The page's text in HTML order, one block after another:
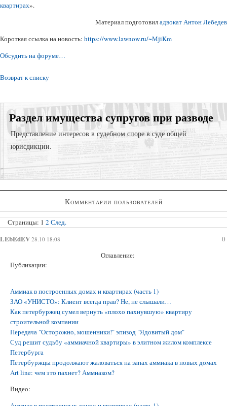
квартирах».
Материал подготовиладвокат Антон Лебедев
Короткая ссылка на новость: https://www.lawnow.ru/~MjiKm
Обсудить на форуме…
Возврат к списку
Раздел имущества супругов при разводе
Представление интересов в судебном споре в суде общей
юрисдикции.
Суд с компанией-застройщиком;
Возврат долгов через взыскание задолженности;
Регистрация права собственности в судебном порядке;
Комментарии пользователей
Страницы: 1 2 След.
0
LEbEdEV 28.10 18:08
Оглавление:
Публикации:
Аммиак в построенных домах и квартирах (часть 1)
ЗАО «УНИСТО»: Клиент всегда прав? Не, не слышали…
Как петербуржец сумел вернуть «плохо пахнувшую» квартиру
строительной компании
Передача "Осторожно, мошенники!" эпизод "Ядовитый дом"
Суд решит судьбу «аммиачной квартиры» в элитном жилом комплексе
Петербурга
Петербуржцы продолжают жаловаться на запах аммиака в новых домах
Art line: чем это пахнет? Аммиаком?
Видео: